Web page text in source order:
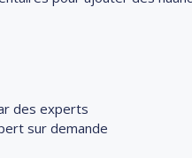
des experts
sur demande